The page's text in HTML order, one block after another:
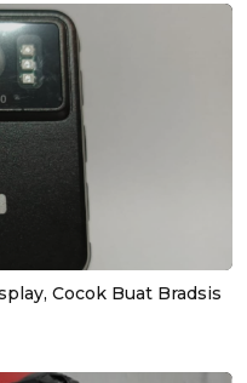
Cocok Buat Bradsis